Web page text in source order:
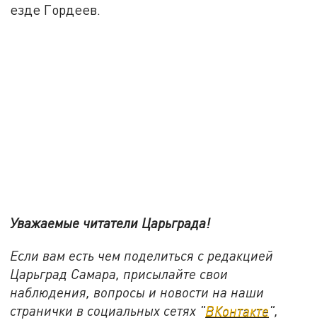
езде Гордеев.
Уважаемые читатели Царьграда!
Если вам есть чем поделиться с редакцией
Царьград Самара, присылайте свои
наблюдения, вопросы и новости на наши
странички в социальных сетях "ВКонтакте",